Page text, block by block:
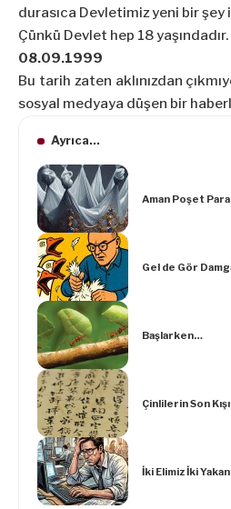
durasıca Devletimiz yeni bir şey
Çünkü Devlet hep 18
08.09.1999
Bu tarih zaten aklınızdan
sosyal medyaya düşen bir
Ayrıca...
Aman Poşet
Gel de Gör
Başlarken…
Çinlilerin Son Kışı
İki Elimiz İki